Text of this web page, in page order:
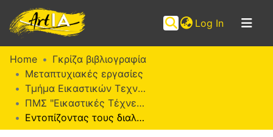
Log In (current)
Communities
Collections
Browse ArtIA
Home
Γκρίζα βιβλιογραφία
Μεταπτυχιακές εργασίες
Τμήμα Εικαστικών Τεχνών
ΠΜΣ "Εικαστικές Τέχνες" (ΜΕΤ)
Εντοπίζοντας τους διαλόγους